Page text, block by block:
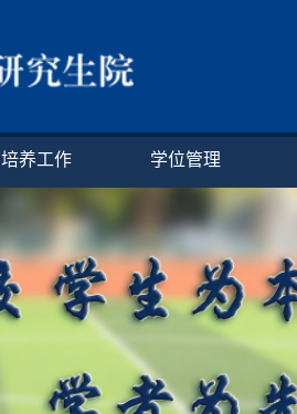
培养工作 学位管理